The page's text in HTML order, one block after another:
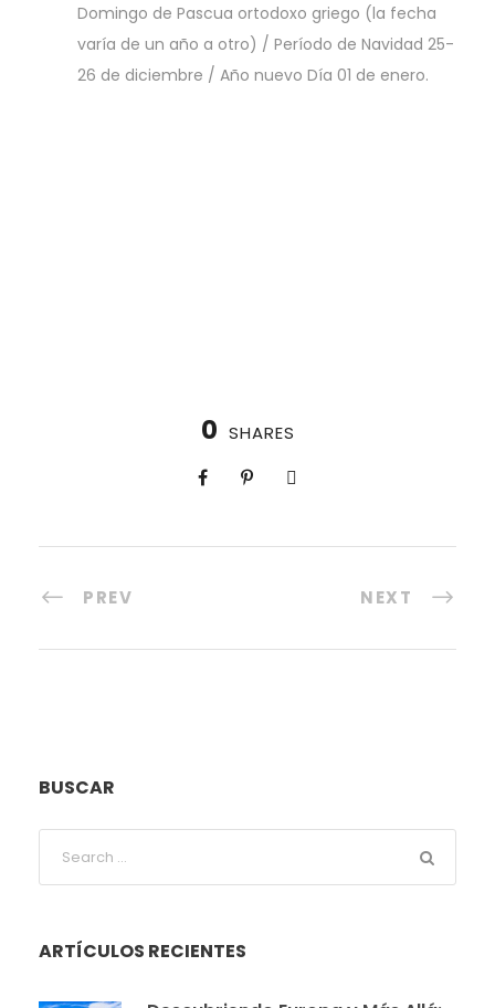
Domingo de Pascua ortodoxo griego (la fecha
varía de un año a otro) / Período de Navidad 25-
26 de diciembre / Año nuevo Día 01 de enero.
0 SHARES
PREV NEXT
BUSCAR
ARTÍCULOS RECIENTES